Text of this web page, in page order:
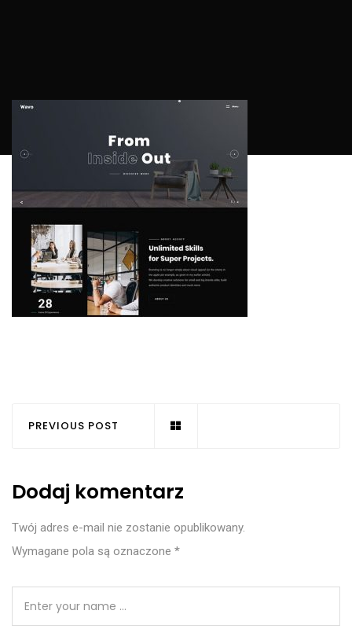
PREVIOUS POST
Dodaj komentarz
Twój adres e-mail nie zostanie opublikowany.
Wymagane pola są oznaczone *